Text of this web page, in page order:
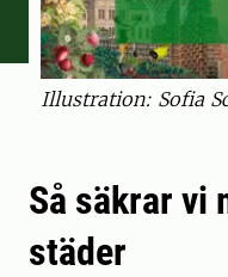
Illustration: Sofia
Så säkrar vi
städer